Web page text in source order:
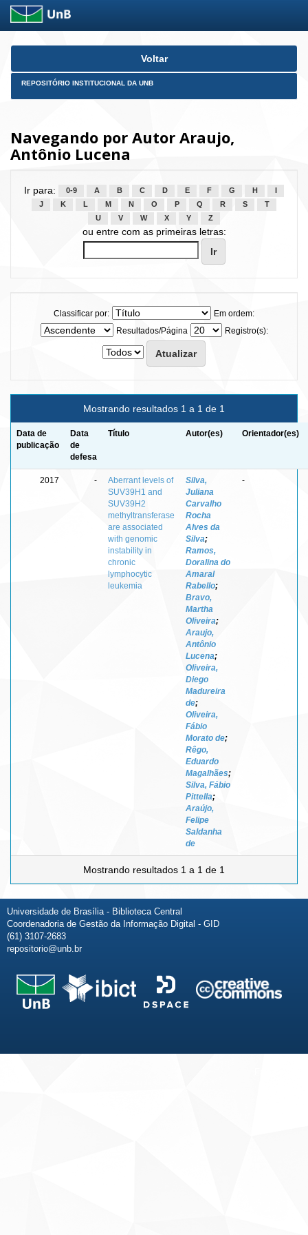
Skip
Voltar
REPOSITÓRIO INSTITUCIONAL DA UNB
Navegando por Autor Araujo,
Antônio Lucena
Ir para: 0-9 A B C D E F G H
J
K L M N O P Q R S
T
U
V W X Y Z
ou entre com as primeiras letras:
Classificar por:
Em ordem:
Resultados/Página
Registro(s):
Mostrando resultados 1 a 1 de 1
Data de
publicação
Data
de
defesa
Título Autor(es) Orientador(es)
2017 -
Aberrant levels of
SUV39H1 and
SUV39H2
methyltransferase
are associated
with genomic
instability in
chronic
lymphocytic
leukemia
Silva,
Juliana
Carvalho
Rocha
Alves da
Silva;
Ramos,
Doralina do
Amaral
Rabello;
Bravo,
Martha
Oliveira;
Araujo,
Antônio
Lucena;
Oliveira,
Diego
Madureira
de;
Oliveira,
Fábio
Morato de;
Rêgo,
Eduardo
Magalhães;
Silva, Fábio
Pittella;
Araújo,
Felipe
Saldanha
de
-
Mostrando resultados 1 a 1 de 1
Universidade de Brasília - Biblioteca Central
Coordenadoria de Gestão da Informação Digital - GID
(61) 3107-2683
repositorio@unb.br